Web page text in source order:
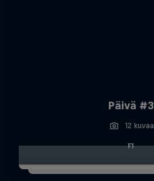
Päivä #3
12 kuvaa
F1